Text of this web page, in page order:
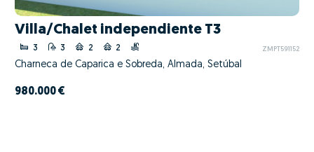
Villa/Chalet independiente T3
3 3 2 2 ZMPT591152
Charneca de Caparica e Sobreda, Almada, Setúbal
980.000 €